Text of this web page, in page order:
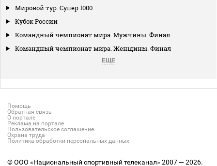
Мировой тур. Супер 1000
Кубок России
Командный чемпионат мира. Мужчины. Финал
Командный чемпионат мира. Женщины. Финал
ЕЩЕ
Помощь
Обратная связь
О портале
Реклама на портале
Пользовательское соглашение
Охрана труда
Политика обработки персональных данных
© ООО «Национальный спортивный телеканал» 2007 — 2026.